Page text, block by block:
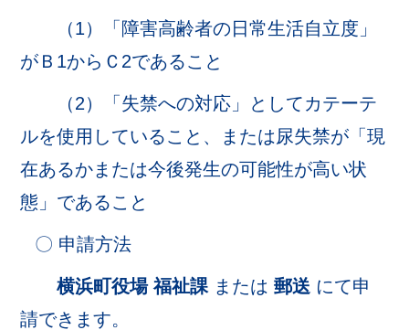
（1）「障害高齢者の日常生活自立度」
がＢ1からＣ2であること
（2）「失禁への対応」としてカテーテ
ルを使用していること、または尿失禁が「現
在あるかまたは今後発生の可能性が高い状
態」であること
〇 申請方法
横浜町役場 福祉課または郵送 にて申
請できます。